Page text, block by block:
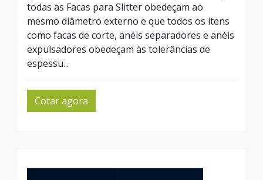
todas as Facas para Slitter obedeçam ao
mesmo diâmetro externo e que todos os itens
como facas de corte, anéis separadores e anéis
expulsadores obedeçam às tolerâncias de
espessu...
Cotar agora